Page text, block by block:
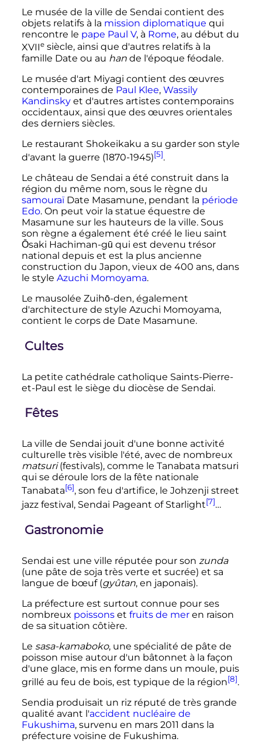
Le musée de la ville de Sendai contient des
objets relatifs à la mission diplomatique qui
rencontre le pape Paul V, à Rome, au début du
XVIIe siècle, ainsi que d'autres relatifs à la
famille Date ou au hande l'époque féodale.
Le musée d'art Miyagi contient des œuvres
contemporaines de Paul Klee, Wassily
Kandinskyet d'autres artistes contemporains
occidentaux, ainsi que des œuvres orientales
des derniers siècles.
Le restaurant Shokeikaku a su garder son style
d'avant la guerre (1870-1945)[5].
Le château de Sendai a été construit dans la
région du même nom, sous le règne du
samouraïDate Masamune, pendant la période
Edo. On peut voir la statue équestre de
Masamune sur les hauteurs de la ville. Sous
son règne a également été créé le lieu saint
Ōsaki Hachiman-gū qui est devenu trésor
national depuis et est la plus ancienne
construction du Japon, vieux de 400 ans, dans
le style Azuchi Momoyama.
Le mausolée Zuihō-den, également
d'architecture de style Azuchi Momoyama,
contient le corps de Date Masamune.
Cultes
La petite cathédrale catholique Saints-Pierre-
et-Paul est le siège du diocèse de Sendai.
Fêtes
La ville de Sendai jouit d'une bonne activité
culturelle très visible l'été, avec de nombreux
matsuri(festivals), comme le Tanabata matsuri
qui se déroule lors de la fête nationale
Tanabata[6], son feu d'artifice, le Johzenji street
jazz festival, Sendai Pageant of Starlight[7]…
Gastronomie
Sendai est une ville réputée pour son zunda
(une pâte de soja très verte et sucrée) et sa
langue de bœuf (gyûtan, en japonais).
La préfecture est surtout connue pour ses
nombreux poissonset fruits de meren raison
de sa situation côtière.
Le sasa-kamaboko, une spécialité de pâte de
poisson mise autour d'un bâtonnet à la façon
d'une glace, mis en forme dans un moule, puis
grillé au feu de bois, est typique de la région[8].
Sendia produisait un riz réputé de très grande
qualité avant l'accident nucléaire de
Fukushima, survenu en mars 2011 dans la
préfecture voisine de Fukushima.